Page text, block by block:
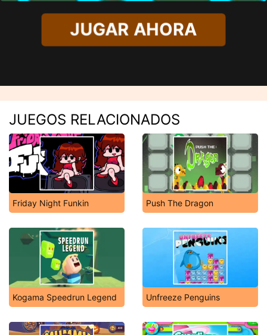
JUGAR AHORA
JUEGOS RELACIONADOS
Friday Night Funkin Push The Dragon
Kogama Speedrun Legend Unfreeze Penguins